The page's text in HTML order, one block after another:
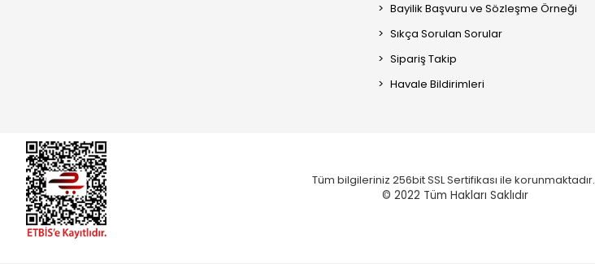
Bayilik Başvuru ve Sözleşme Örneği
Sıkça Sorulan Sorular
Sipariş Takip
Havale Bildirimleri
Tüm bilgileriniz 256bit SSL Sertifikası ile korunmaktadır.
© 2022 Tüm Hakları Saklıdır